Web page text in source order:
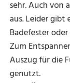
sehr. Auch von
aus. Leider gibt
Badefester
Zum
Auszug für die
genutzt.